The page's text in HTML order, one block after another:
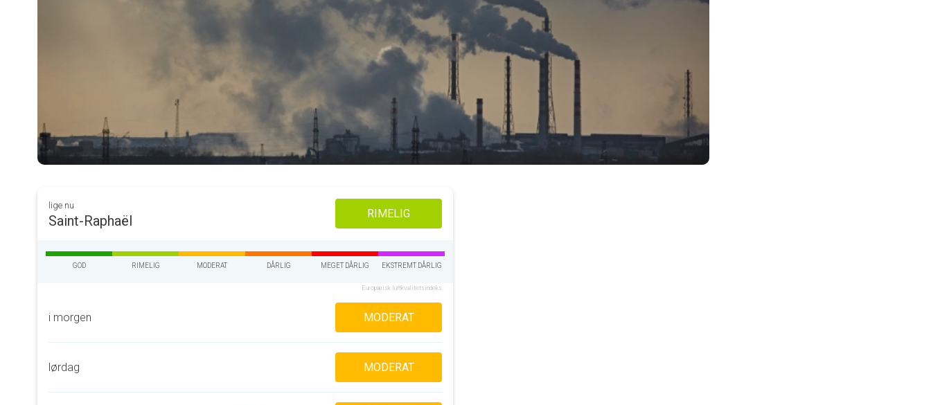
lige nu
Saint-Raphaël RIMELIG
GOD RIMELIG MODERAT DÅRLIG MEGET DÅRLIG EKSTREMT DÅRLIG
Europæisk luftkvalitetsindeks
i morgen MODERAT
lørdag MODERAT